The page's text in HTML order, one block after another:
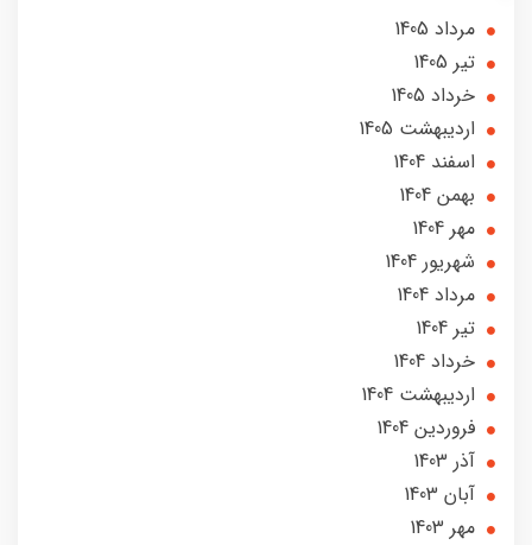
مرداد 1405
تير 1405
خرداد 1405
ارديبهشت 1405
اسفند 1404
بهمن 1404
مهر 1404
شهریور 1404
مرداد 1404
تير 1404
خرداد 1404
ارديبهشت 1404
فروردین 1404
آذر 1403
آبان 1403
مهر 1403